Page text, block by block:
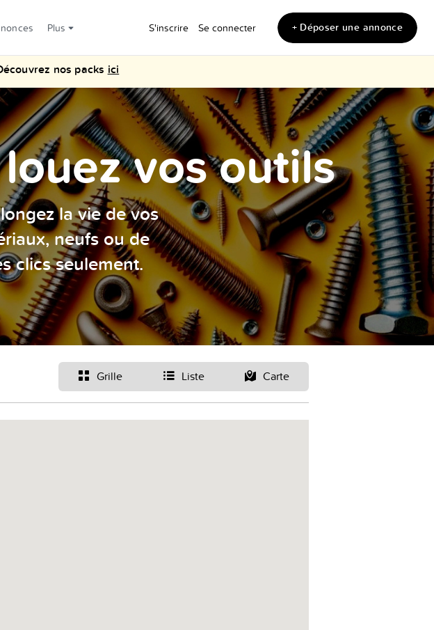
nos packs ici
Plus S'inscrire Se connecter + Déposer une annonce
vos outils
la vie de vos
neufs ou de
clics seulement.
Grille Liste Carte